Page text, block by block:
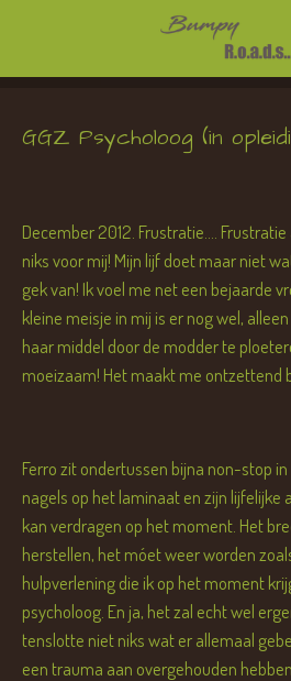
naar
hoofdinhoud
GGZ Psycholoog (in
December 2012. Frustratie....
niks voor mij! Mijn lijf doet maar niet
gek van! Ik voel me net een bejaarde
kleine meisje in mij is er nog wel,
haar middel door de modder te
moeizaam! Het maakt me ontzettend
Ferro zit ondertussen bijna non-stop
nagels op het laminaat en zijn lijfelijke
kan verdragen op het moment. Het
herstellen, het móet weer worden
hulpverlening die ik op het moment
psycholoog. En ja, het zal echt wel
tenslotte niet niks wat er allemaal
een trauma aan overgehouden